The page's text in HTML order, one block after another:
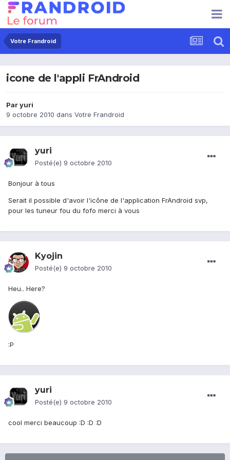
Votre Frandroid
icone de l'appli FrAndroid
Paryuri
9 octobre 2010 dans Votre Frandroid
yuri
Posté(e) 9 octobre 2010
Bonjour à tous
Serait il possible d'avoir l'icône de l'application FrAndroid svp,
pour les tuneur fou du fofo merci à vous
Kyojin
Posté(e) 9 octobre 2010
Heu.. Here?
:P
yuri
Posté(e) 9 octobre 2010
cool merci beaucoup :D :D :D